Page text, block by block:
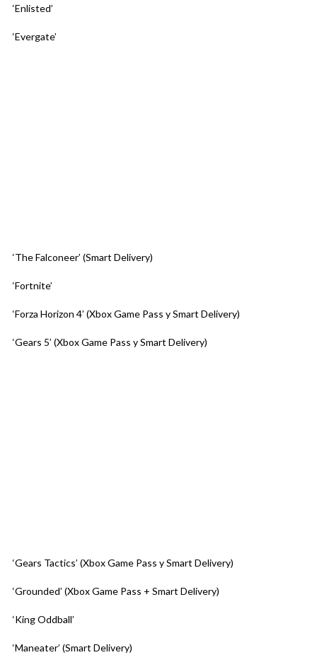
‘Enlisted’
‘Evergate’
‘The Falconeer’ (Smart Delivery)
‘Fortnite’
‘Forza Horizon 4’ (Xbox Game Pass y Smart Delivery)
‘Gears 5’ (Xbox Game Pass y Smart Delivery)
‘Gears Tactics’ (Xbox Game Pass y Smart Delivery)
‘Grounded’ (Xbox Game Pass + Smart Delivery)
‘King Oddball’
‘Maneater’ (Smart Delivery)